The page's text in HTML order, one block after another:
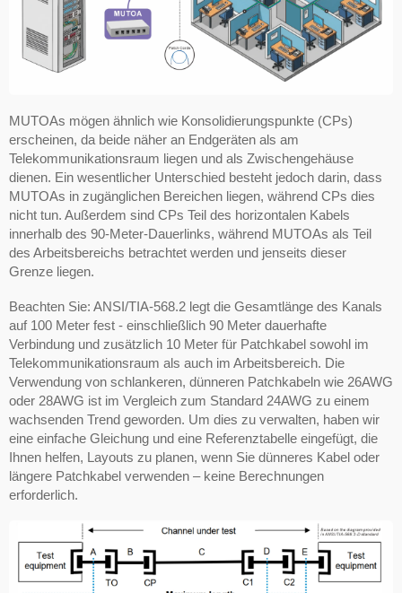
MUTOAs mögen ähnlich wie Konsolidierungspunkte (CPs)
erscheinen, da beide näher an Endgeräten als am
Telekommunikationsraum liegen und als Zwischengehäuse
dienen. Ein wesentlicher Unterschied besteht jedoch darin, dass
MUTOAs in zugänglichen Bereichen liegen, während CPs dies
nicht tun. Außerdem sind CPs Teil des horizontalen Kabels
innerhalb des 90-Meter-Dauerlinks, während MUTOAs als Teil
des Arbeitsbereichs betrachtet werden und jenseits dieser
Grenze liegen.
Beachten Sie: ANSI/TIA-568.2 legt die Gesamtlänge des Kanals
auf 100 Meter fest - einschließlich 90 Meter dauerhafte
Verbindung und zusätzlich 10 Meter für Patchkabel sowohl im
Telekommunikationsraum als auch im Arbeitsbereich. Die
Verwendung von schlankeren, dünneren Patchkabeln wie 26AWG
oder 28AWG ist im Vergleich zum Standard 24AWG zu einem
wachsenden Trend geworden. Um dies zu verwalten, haben wir
eine einfache Gleichung und eine Referenztabelle eingefügt, die
Ihnen helfen, Layouts zu planen, wenn Sie dünneres Kabel oder
längere Patchkabel verwenden – keine Berechnungen
erforderlich.